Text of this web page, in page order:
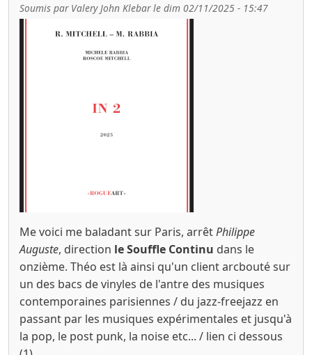
Soumis par Valery John Klebarle dim 02/11/2025 - 15:47
Me voici me baladant sur Paris, arrêtPhilippe
Auguste, direction le Souffle Continu dans le
onzième. Théo est là ainsi qu'un client arcbouté sur
un des bacs de vinyles de l'antre des musiques
contemporaines parisiennes / du jazz-freejazz en
passant par les musiques expérimentales et jusqu'à
la pop, le post punk, la noise etc... / lien ci dessous